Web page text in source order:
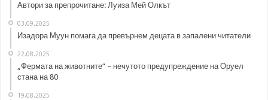
Автори за препрочитане: Луиза Мей Олкът
03.09.2025
Изадора Муун помага да превърнем децата в запалени читатели
22.08.2025
„Фермата на животните“ – нечутото предупреждение на Оруел
стана на 80
19.08.2025